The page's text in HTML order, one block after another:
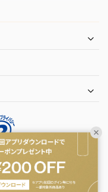
| TANP（タンプ）
Inc.